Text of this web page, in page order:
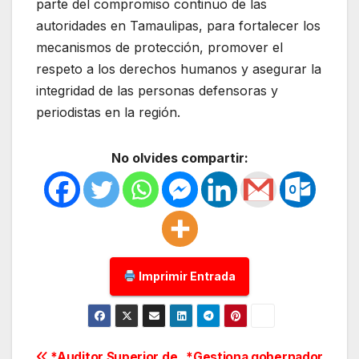
parte del compromiso continuo de las
autoridades en Tamaulipas, para fortalecer los
mecanismos de protección, promover el
respeto a los derechos humanos y asegurar la
integridad de las personas defensoras y
periodistas en la región.
No olvides compartir:
Imprimir Entrada